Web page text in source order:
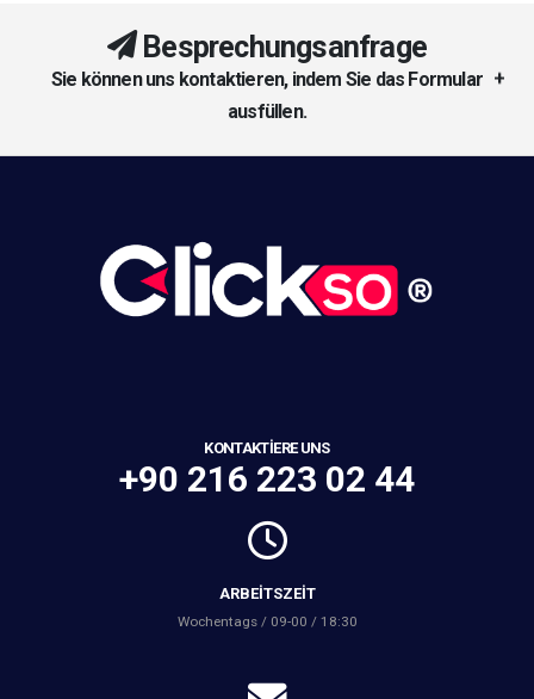
Besprechungsanfrage
Sie können uns kontaktieren, indem Sie das Formular
ausfüllen.
KONTAKTIERE UNS
+90 216 223 02 44
ARBEITSZEIT
Wochentags / 09-00 / 18:30